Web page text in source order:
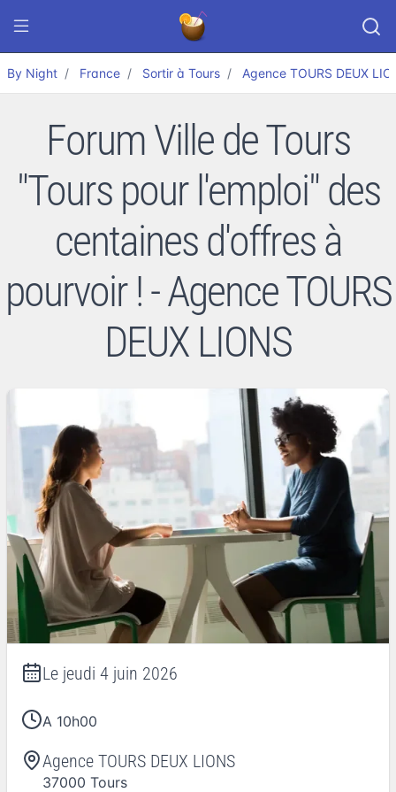
By Night France Sortir à Tours Agence TOURS DEUX
Forum Ville de Tours
"Tours pour l'emploi" des
centaines d'offres à
pourvoir ! - Agence TOURS
DEUX LIONS
Le jeudi 4 juin 2026
A 10h00
Agence TOURS DEUX LIONS
37000 Tours